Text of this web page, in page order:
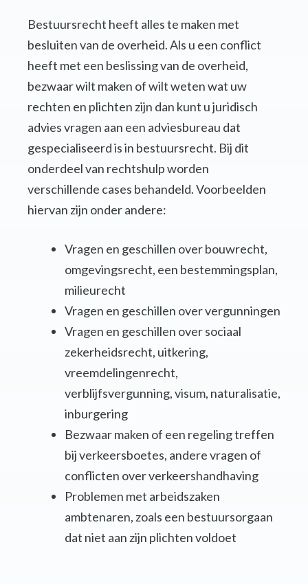
Bestuursrecht heeft alles te maken met
besluiten van de overheid. Als u een conflict
heeft met een beslissing van de overheid,
bezwaar wilt maken of wilt weten wat uw
rechten en plichten zijn dan kunt u juridisch
advies vragen aan een adviesbureau dat
gespecialiseerd is in bestuursrecht. Bij dit
onderdeel van rechtshulp worden
verschillende cases behandeld. Voorbeelden
hiervan zijn onder andere:
Vragen en geschillen over bouwrecht,
omgevingsrecht, een bestemmingsplan,
milieurecht
Vragen en geschillen over vergunningen
Vragen en geschillen over sociaal
zekerheidsrecht, uitkering,
vreemdelingenrecht,
verblijfsvergunning, visum, naturalisatie,
inburgering
Bezwaar maken of een regeling treffen
bij verkeersboetes, andere vragen of
conflicten over verkeershandhaving
Problemen met arbeidszaken
ambtenaren, zoals een bestuursorgaan
dat niet aan zijn plichten voldoet